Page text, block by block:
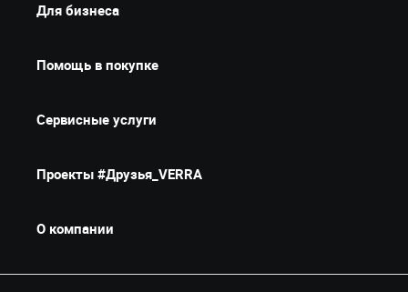
Для бизнеса
Помощь в покупке
Сервисные услуги
Проекты #Друзья_VERRA
О компании